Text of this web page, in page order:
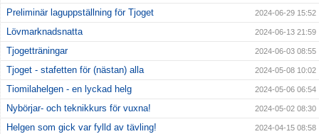
Preliminär laguppställning för Tjoget 2024-06-29 15:52
Lövmarknadsnatta 2024-06-13 21:59
Tjogetträningar 2024-06-03 08:55
Tjoget - stafetten för (nästan) alla 2024-05-08 10:02
Tiomilahelgen - en lyckad helg 2024-05-06 06:54
Nybörjar- och teknikkurs för vuxna! 2024-05-02 08:30
Helgen som gick var fylld av tävling! 2024-04-15 08:58